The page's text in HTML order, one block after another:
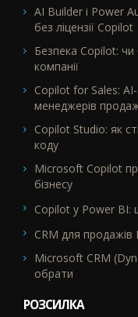
AI Builder і Power
без ліцензії Copilot
Безпека Copilot: чи
компанії
Copilot for Sales:
менеджерів
Copilot Studio: як
коду
Microsoft Copilot
бізнесу
Copilot у Power BI:
CRM для
Microsoft CRM
обрати
РОЗСИЛКА